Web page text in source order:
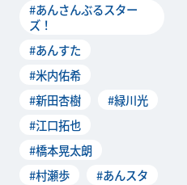
#あんさんぶるスター
ズ！
#あんすた
#米内佑希
#新田杏樹
#緑川光
#江口拓也
#橋本晃太朗
#村瀬歩
#あんスタ